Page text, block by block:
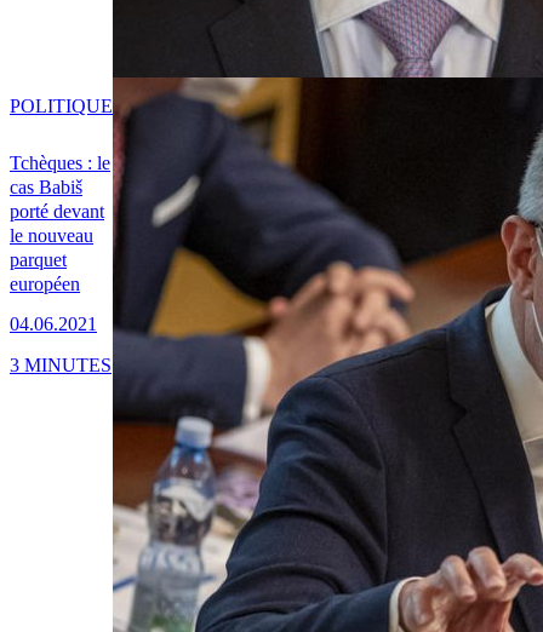
Tchèques : le
cas Babiš
porté devant
le nouveau
parquet
européen
04.06.2021
POLITIQUE
3 MINUTES